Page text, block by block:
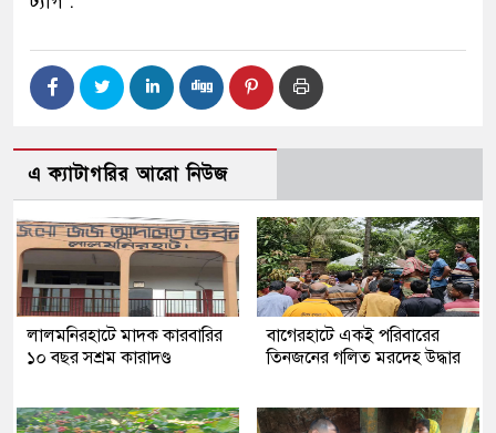
এ ক্যাটাগরির আরো নিউজ
লালমনিরহাটে মাদক কারবারির
১০ বছর সশ্রম কারাদণ্ড
‎বাগেরহাটে একই পরিবারের
তিনজনের গলিত মরদেহ উদ্ধার